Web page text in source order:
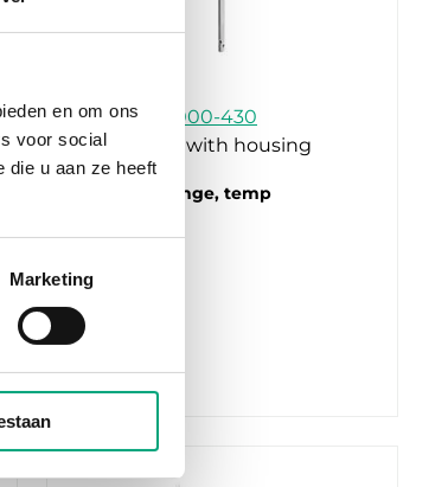
en om ons
voor social
die u aan ze heeft
Marketing
TG-KH3/PT1000-430
Duct sensor with housing
Measuring range, temp
PT1000